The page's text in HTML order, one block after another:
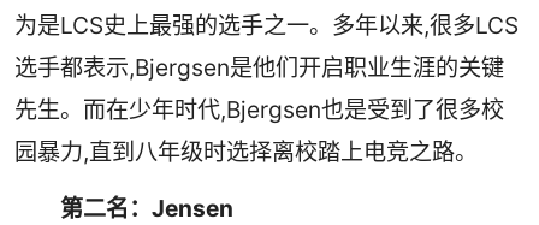
为是LCS史上最强的选手之一。多年以来,很多LCS
选手都表示,Bjergsen是他们开启职业生涯的关键
先生。而在少年时代,Bjergsen也是受到了很多校
园暴力,直到八年级时选择离校踏上电竞之路。
第二名：Jensen